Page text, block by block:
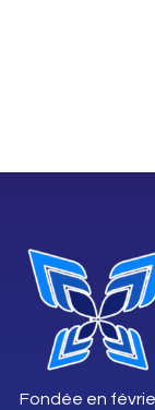
Fondée en